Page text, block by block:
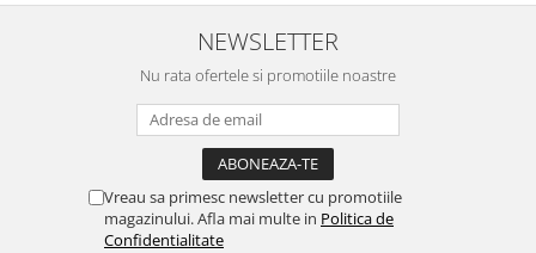
NEWSLETTER
Nu rata ofertele si promotiile noastre
Vreau sa primesc newsletter cu promotiile
magazinului. Afla mai multe in Politica de
Confidentialitate